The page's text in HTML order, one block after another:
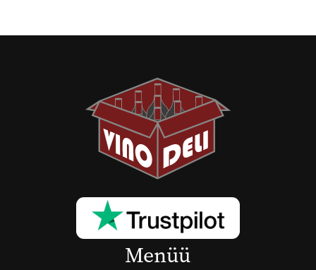
Menüü